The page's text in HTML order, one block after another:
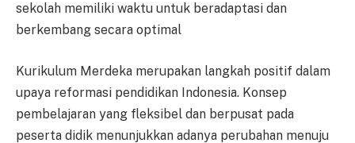
sekolah memiliki waktu untuk beradaptasi dan
berkembang secara optimal
Kurikulum Merdeka merupakan langkah positif dalam
upaya reformasi pendidikan Indonesia. Konsep
pembelajaran yang fleksibel dan berpusat pada
peserta didik menunjukkan adanya perubahan menuju